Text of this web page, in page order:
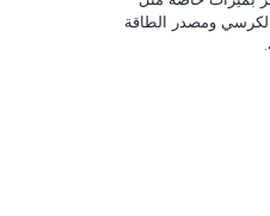
الكرسي ومصدر الطاقة